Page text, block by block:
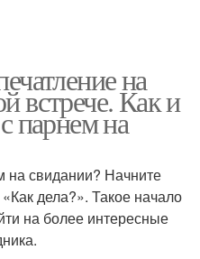
на
встрече. Как и
парнем на
на свидании? Начните
дела?». Такое начало
на более интересные